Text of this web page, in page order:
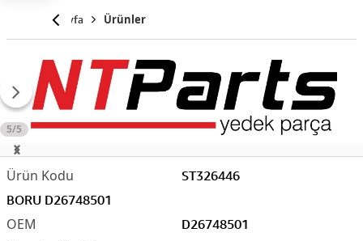
Anasayfa Ürünler
5/5
ST326446
D26748501
BORU D26748501